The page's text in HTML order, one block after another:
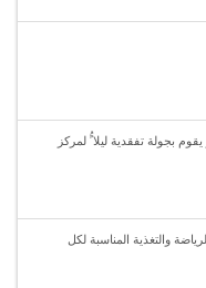
بجولة تفقدية ليلا ًُ لمركز
والتغذية المناسبة لكل